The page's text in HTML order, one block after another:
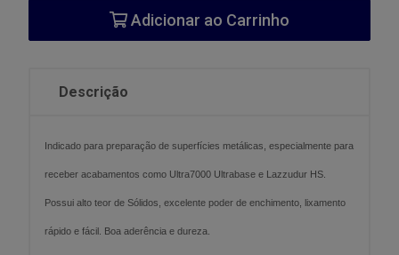
Adicionar ao Carrinho
Descrição
Indicado para preparação de superfícies metálicas, especialmente para
receber acabamentos como Ultra7000 Ultrabase e Lazzudur HS.
Possui alto teor de Sólidos, excelente poder de enchimento, lixamento
rápido e fácil. Boa aderência e dureza.